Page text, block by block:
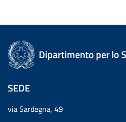
Dipartimento per lo
SEDE
via Sardegna, 49